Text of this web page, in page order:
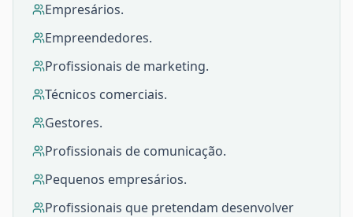
Empresários.
Empreendedores.
Profissionais de marketing.
Técnicos comerciais.
Gestores.
Profissionais de comunicação.
Pequenos empresários.
Profissionais que pretendam desenvolver